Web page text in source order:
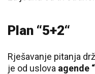
Plan “5+2“
Rješavanje pitanja
je od uslova agende